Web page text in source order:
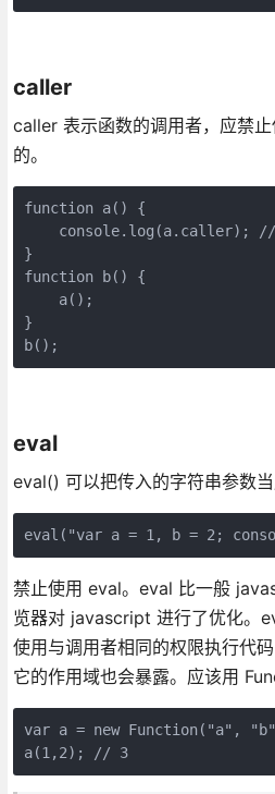
caller
caller 表示函数的调用者，应禁
的。
function a() {
console.log(a.caller);
}
function b() {
    a();
}
b();
eval
eval() 可以把传入的字符串参数
eval("var a = 1, b = 2;
禁止使用 eval。eval 比一般
览器对 javascript 进行了优化。
使用与调用者相同的权限执行代
它的作用域也会暴露。应该用
var a = new Function("a",
a(1,2); // 3